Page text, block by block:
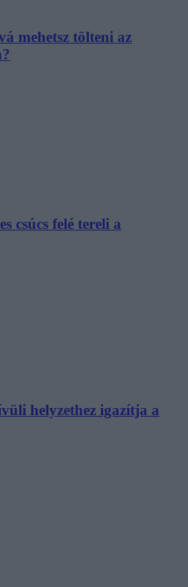
mehetsz tölteni az
csúcs felé tereli a
helyzethez igazítja a